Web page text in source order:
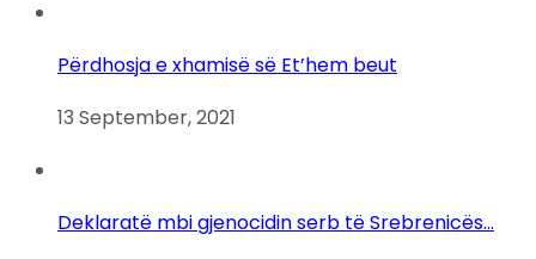
Përdhosja e xhamisë së Et’hem beut
13 September, 2021
Deklaratë mbi gjenocidin serb të Srebrenicës…